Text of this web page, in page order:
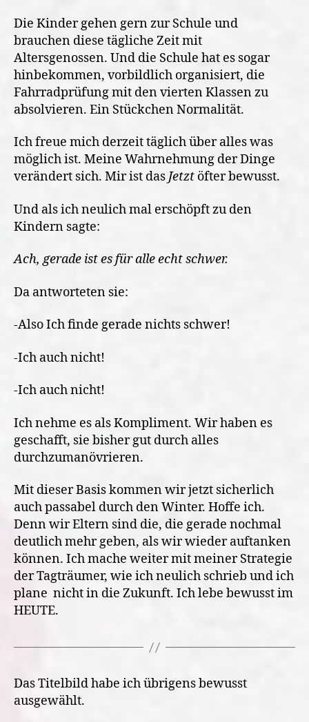
Die Kinder gehen gern zur Schule und
brauchen diese tägliche Zeit mit
Altersgenossen. Und die Schule hat es sogar
hinbekommen, vorbildlich organisiert, die
Fahrradprüfung mit den vierten Klassen zu
absolvieren. Ein Stückchen Normalität.
Ich freue mich derzeit täglich über alles was
möglich ist. Meine Wahrnehmung der Dinge
verändert sich. Mir ist das Jetzt öfter bewusst.
Und als ich neulich mal erschöpft zu den
Kindern sagte:
Ach, gerade ist es für alle echt schwer.
Da antworteten sie:
-Also Ich finde gerade nichts schwer!
-Ich auch nicht!
-Ich auch nicht!
Ich nehme es als Kompliment. Wir haben es
geschafft, sie bisher gut durch alles
durchzumanövrieren.
Mit dieser Basis kommen wir jetzt sicherlich
auch passabel durch den Winter. Hoffe ich.
Denn wir Eltern sind die, die gerade nochmal
deutlich mehr geben, als wir wieder auftanken
können. Ich mache weiter mit meiner Strategie
der Tagträumer, wie ich neulich schrieb und ich
plane nicht in die Zukunft. Ich lebe bewusst im
HEUTE.
Das Titelbild habe ich übrigens bewusst
ausgewählt.